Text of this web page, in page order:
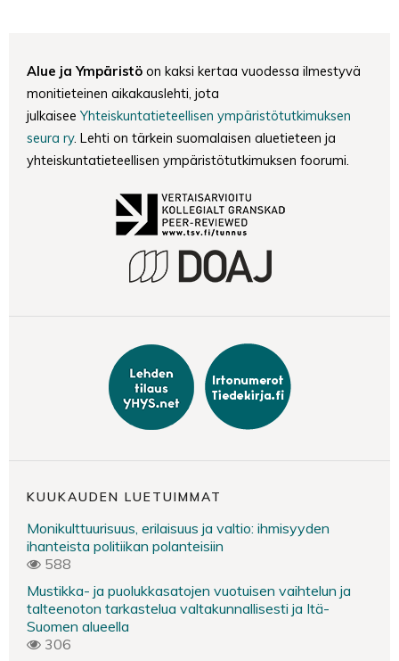
Alue ja Ympäristö on kaksi kertaa vuodessa ilmestyvä
monitieteinen aikakauslehti, jota
julkaisee Yhteiskuntatieteellisen ympäristötutkimuksen
seura ry. Lehti on tärkein suomalaisen aluetieteen ja
yhteiskuntatieteellisen ympäristötutkimuksen foorumi.
KUUKAUDEN LUETUIMMAT
Monikulttuurisuus, erilaisuus ja valtio: ihmisyyden
ihanteista politiikan polanteisiin
588
Mustikka- ja puolukkasatojen vuotuisen vaihtelun ja
talteenoton tarkastelua valtakunnallisesti ja Itä-
Suomen alueella
306